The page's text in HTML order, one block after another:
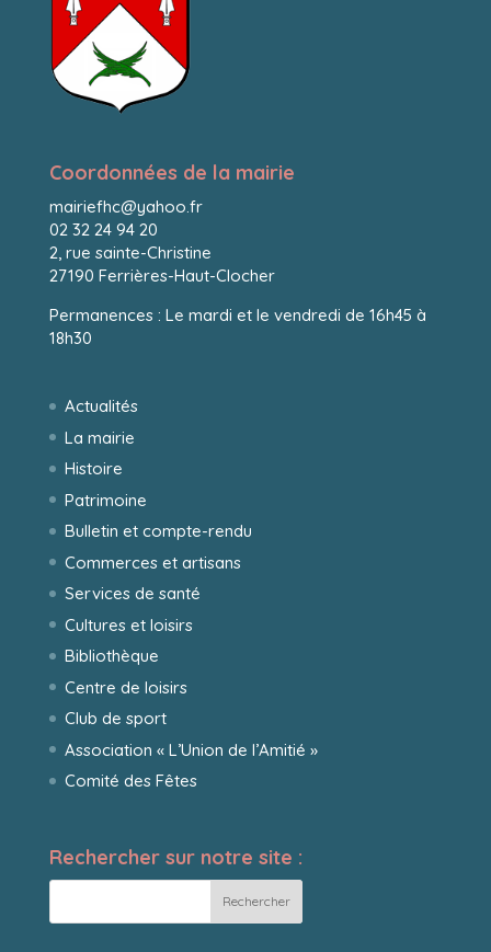
Coordonnées de la mairie
mairiefhc@yahoo.fr
02 32 24 94 20
2, rue sainte-Christine
27190 Ferrières-Haut-Clocher
Permanences : Le mardi et le vendredi de 16h45 à
18h30
Actualités
La mairie
Histoire
Patrimoine
Bulletin et compte-rendu
Commerces et artisans
Services de santé
Cultures et loisirs
Bibliothèque
Centre de loisirs
Club de sport
Association « L’Union de l’Amitié »
Comité des Fêtes
Rechercher sur notre site :